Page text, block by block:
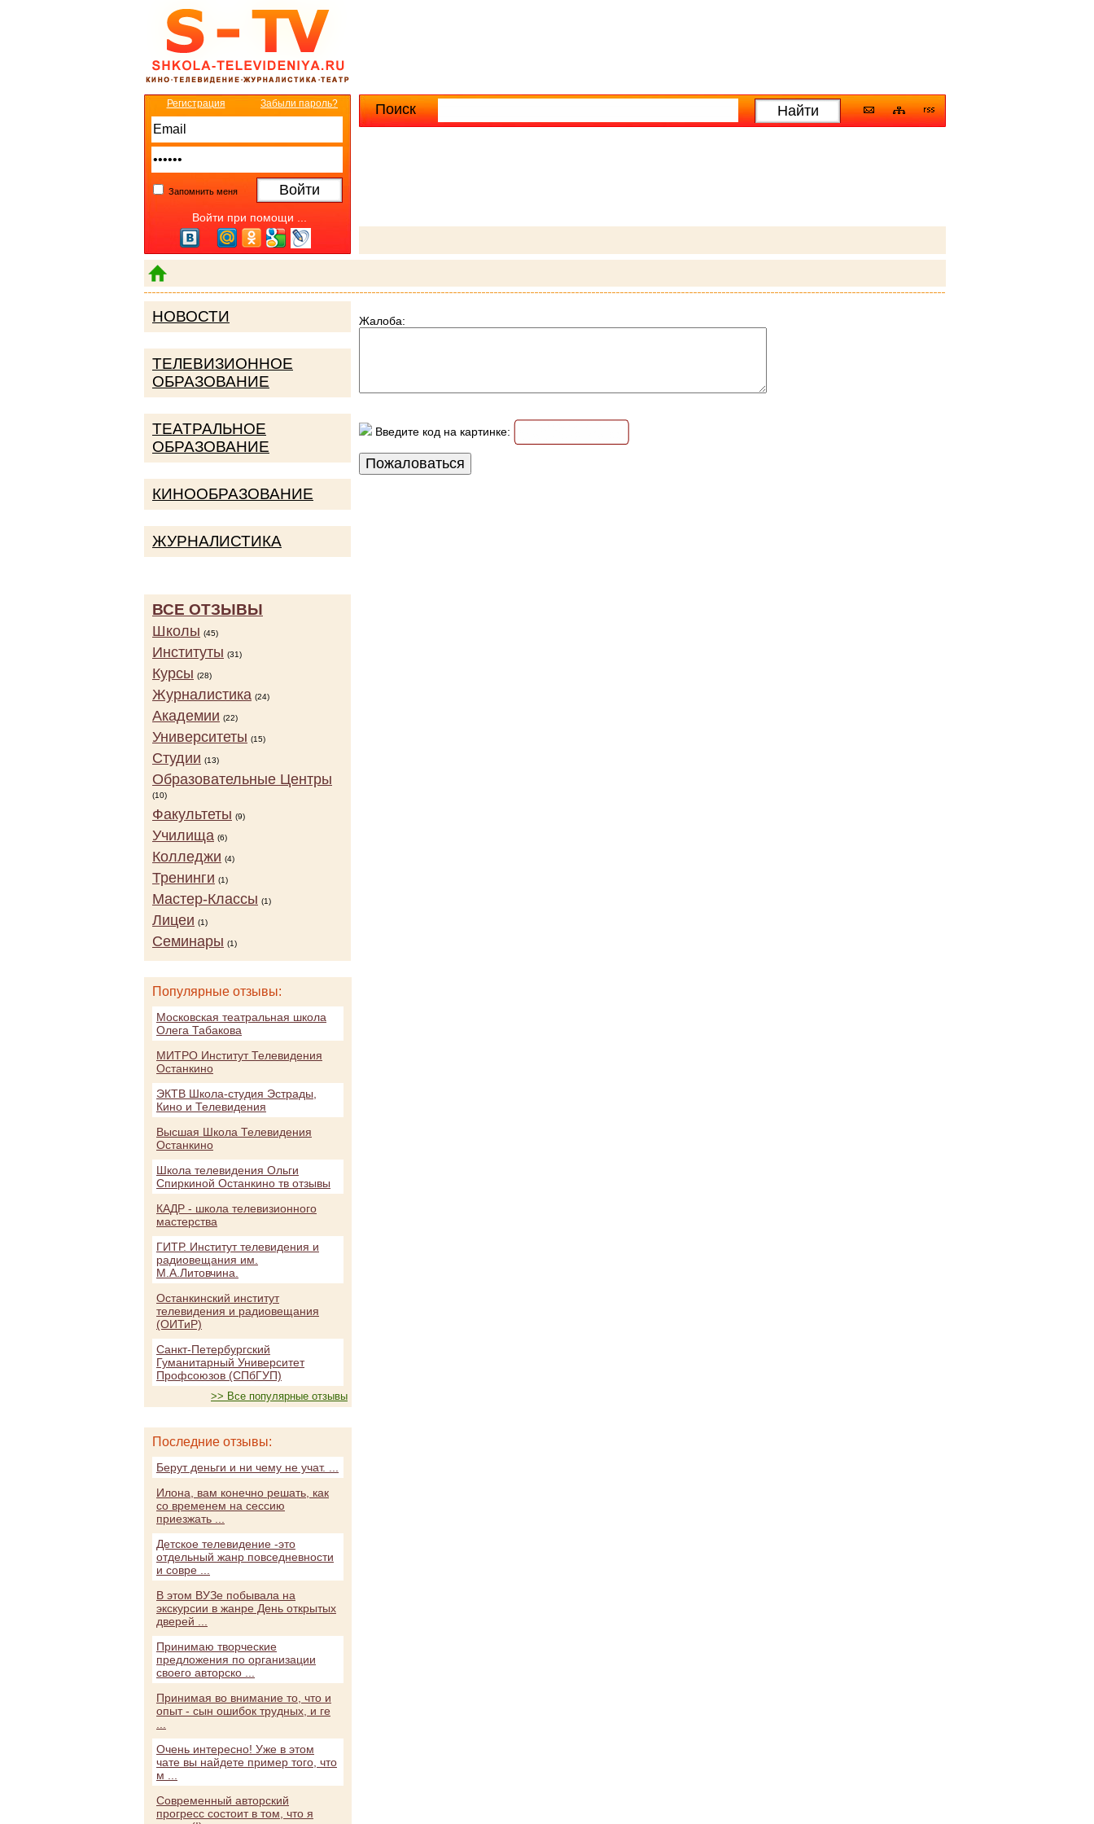
Поиск
Расширенный поиск
Регистрация Забыли пароль?
Запомнить меня
Войти при помощи ...
Жалоба:
Введите код на картинке:
НОВОСТИ
ТЕЛЕВИЗИОННОЕ
ОБРАЗОВАНИЕ
ТЕАТРАЛЬНОЕ
ОБРАЗОВАНИЕ
КИНООБРАЗОВАНИЕ
ЖУРНАЛИСТИКА
ВСЕ ОТЗЫВЫ
Школы (45)
Институты (31)
Курсы (28)
Журналистика (24)
Академии (22)
Университеты (15)
Студии (13)
Образовательные Центры
(10)
Факультеты (9)
Училища (6)
Колледжи (4)
Тренинги (1)
Мастер-Классы (1)
Лицеи (1)
Семинары (1)
Популярные отзывы:
Московская театральная школа
Олега Табакова
МИТРО Институт Телевидения
Останкино
ЭКТВ Школа-студия Эстрады,
Кино и Телевидения
Высшая Школа Телевидения
Останкино
Школа телевидения Ольги
Спиркиной Останкино тв отзывы
КАДР - школа телевизионного
мастерства
ГИТР. Институт телевидения и
радиовещания им.
М.А.Литовчина.
Останкинский институт
телевидения и радиовещания
(ОИТиР)
Санкт-Петербургский
Гуманитарный Университет
Профсоюзов (СПбГУП)
>> Все популярные отзывы
Последние отзывы:
Берут деньги и ни чему не учат. ...
Илона, вам конечно решать, как
со временем на сессию
приезжать ...
Детское телевидение -это
отдельный жанр повседневности
и совре ...
В этом ВУЗе побывала на
экскурсии в жанре День открытых
дверей ...
Принимаю творческие
предложения по организации
своего авторско ...
Принимая во внимание то, что и
опыт - сын ошибок трудных, и ге
Очень интересно! Уже в этом
чате вы найдете пример того, что
м ...
Современный авторский
прогресс состоит в том, что я